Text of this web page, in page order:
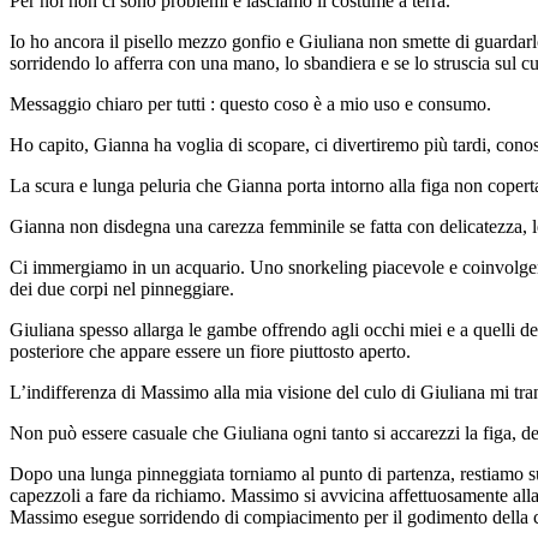
Io ho ancora il pisello mezzo gonfio e Giuliana non smette di
sorridendo lo afferra con una mano, lo sbandiera e se lo struscia sul
Messaggio chiaro per tutti : questo coso è a mio uso e consumo.
Ho capito, Gianna ha voglia di scopare, ci divertiremo più tardi,
La scura e lunga peluria che Gianna porta intorno alla figa non
Gianna non disdegna una carezza femminile se fatta con
Ci immergiamo in un acquario. Uno snorkeling piacevole e
dei due corpi nel pinneggiare.
Giuliana spesso allarga le gambe offrendo agli occhi miei e a quelli
posteriore che appare essere un fiore piuttosto aperto.
L’indifferenza di Massimo alla mia visione del culo di Giuliana mi
Non può essere casuale che Giuliana ogni tanto si accarezzi la figa,
Dopo una lunga pinneggiata torniamo al punto di partenza, restiamo
capezzoli a fare da richiamo. Massimo si avvicina affettuosamente
Massimo esegue sorridendo di compiacimento per il godimento della